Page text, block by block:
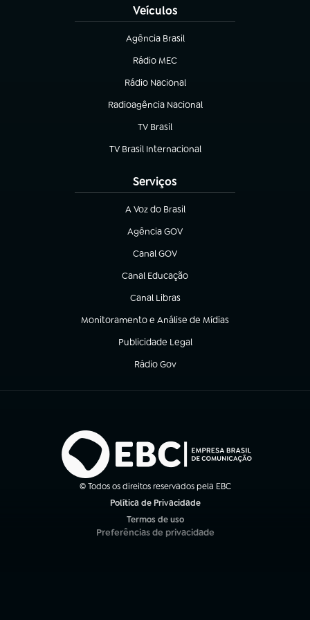
Veículos
Agência Brasil
(abre em nova aba)
Rádio MEC
(abre em nova aba)
Rádio Nacional
Radioagência Nacional
(abre em nova aba)
TV Brasil
(abre em nova aba)
TV Brasil Internacional
(abre em nova aba)
Serviços
A Voz do Brasil
(abre em nova aba)
Agência GOV
(abre em nova aba)
Canal GOV
(abre em nova aba)
Canal Educação
(abre em nova aba)
Canal Libras
(abre em nova aba)
Monitoramento e Análise de Mídias
(abre em nova aba)
Publicidade Legal
(abre em nova aba)
Rádio Gov
(abre em nova aba)
© Todos os direitos reservados pela EBC
Política de Privacidade
Termos de uso
(abre em nova aba)
Preferências de privacidade